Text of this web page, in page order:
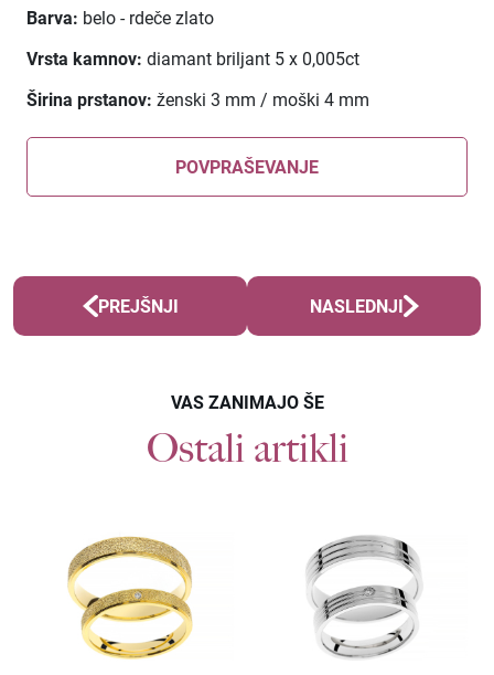
Barva: belo - rdeče zlato
Vrsta kamnov: diamant briljant 5 x 0,005ct
Širina prstanov: ženski 3 mm / moški 4 mm
POVPRAŠEVANJE
PREJŠNJI NASLEDNJI
VAS ZANIMAJO ŠE
Ostali artikli